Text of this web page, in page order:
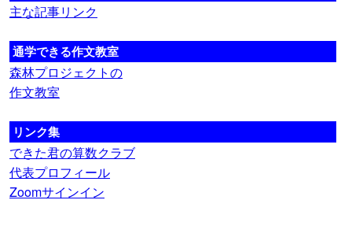
主な記事リンク
通学できる作文教室
森林プロジェクトの
作文教室
リンク集
できた君の算数クラブ
代表プロフィール
Zoomサインイン